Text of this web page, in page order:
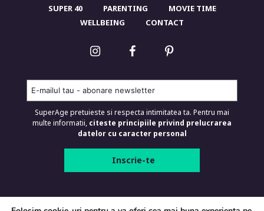
SUPER 40
PARENTING
MOVIE TIME
WELLBEING
CONTACT
SuperAge pretuieste si respecta intimitatea ta. Pentru mai
multe informatii, citeste principiile privind prelucrarea
datelor cu caracter personal
SUPERAGE.RO © 2026 Toate drepturile